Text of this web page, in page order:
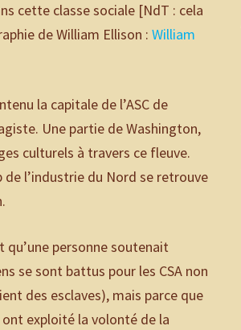
cette classe sociale [NdT : cela
de William Ellison :William
la capitale de l’ASC de
Une partie de Washington,
culturels à travers ce fleuve.
de l’industrie du Nord se retrouve
personne soutenait
se sont battus pour les CSA non
des esclaves), mais parce que
exploité la volonté de la